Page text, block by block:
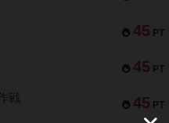
45 PT
45 PT
45 PT
戦